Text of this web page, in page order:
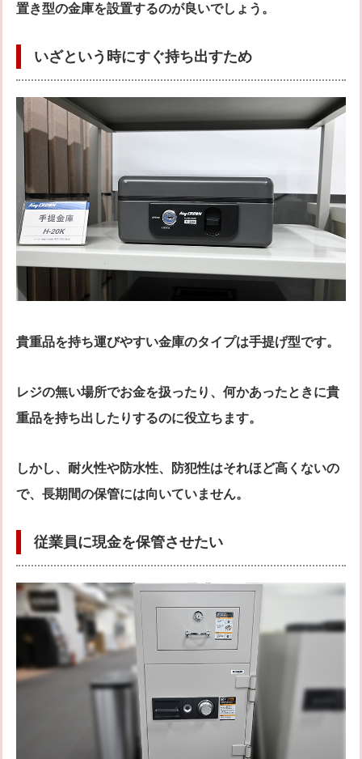
置き型の金庫を設置するのが良いでしょう。
いざという時にすぐ持ち出すため
貴重品を持ち運びやすい金庫のタイプは手提げ型です。
レジの無い場所でお金を扱ったり、何かあったときに貴
重品を持ち出したりするのに役立ちます。
しかし、耐火性や防水性、防犯性はそれほど高くないの
で、長期間の保管には向いていません。
従業員に現金を保管させたい